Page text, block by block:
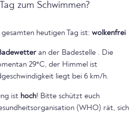
zum Schwimmen?
heutigen Tag ist: wolkenfrei
an der Badestelle . Die
29°C, der Himmel ist
liegt bei 6 km/h.
ist hoch! Bitte schützt euch
(WHO) rät, sich